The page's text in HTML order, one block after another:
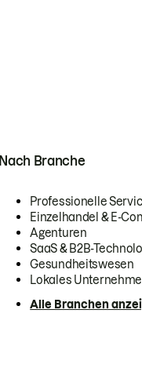
Nach Branche
Professionelle
Einzelhandel & E-
Agenturen
SaaS & B2B-
Gesundheitswesen
Lokales
Alle Branchen